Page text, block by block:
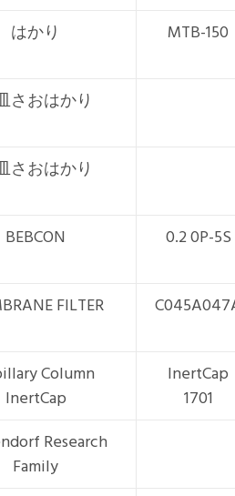
はかり MTB-150
さおはかり
さおはかり
BEBCON 0.2 0P-5S
FILTER
Column
InertCap
InertCap
1701
Research
Family